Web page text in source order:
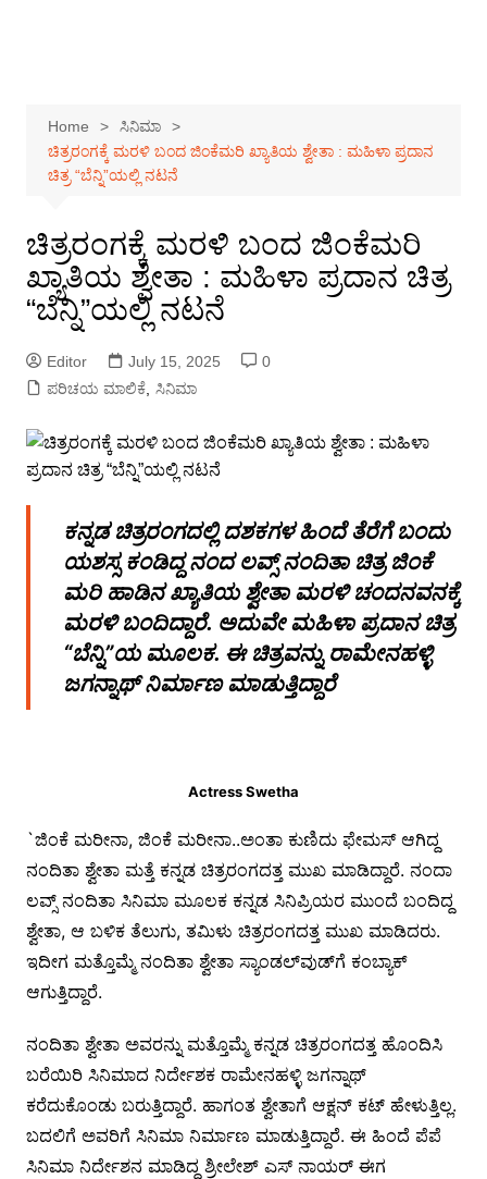
Home
ಸಿನಿಮಾ
ಚಿತ್ರರಂಗಕ್ಕೆ ಮರಳಿ ಬಂದ ಜಿಂಕೆಮರಿ ಖ್ಯಾತಿಯ ಶ್ವೇತಾ : ಮಹಿಳಾ ಪ್ರದಾನ
ಚಿತ್ರ “ಬೆನ್ನಿ”ಯಲ್ಲಿ ನಟನೆ
ಚಿತ್ರರಂಗಕ್ಕೆ ಮರಳಿ ಬಂದ ಜಿಂಕೆಮರಿ
ಖ್ಯಾತಿಯ ಶ್ವೇತಾ : ಮಹಿಳಾ ಪ್ರದಾನ ಚಿತ್ರ
“ಬೆನ್ನಿ”ಯಲ್ಲಿ ನಟನೆ
Editor July 15, 2025
0
ಪರಿಚಯ ಮಾಲಿಕೆ, ಸಿನಿಮಾ
ಕನ್ನಡ ಚಿತ್ರರಂಗದಲ್ಲಿ ದಶಕಗಳ ಹಿಂದೆ ತೆರೆಗೆ ಬಂದು
ಯಶಸ್ಸ ಕಂಡಿದ್ದ ನಂದ ಲವ್ಸ್ ನಂದಿತಾ ಚಿತ್ರ ಜಿಂಕೆ
ಮರಿ ಹಾಡಿನ ಖ್ಯಾತಿಯ ಶ್ವೇತಾ ಮರಳಿ ಚಂದನವನಕ್ಕೆ
ಮರಳಿ ಬಂದಿದ್ದಾರೆ. ಅದುವೇ ಮಹಿಳಾ ಪ್ರದಾನ ಚಿತ್ರ
“ಬೆನ್ನಿ”ಯ ಮೂಲಕ. ಈ ಚಿತ್ರವನ್ನು ರಾಮೇನಹಳ್ಳಿ
ಜಗನ್ನಾಥ್ ನಿರ್ಮಾಣ ಮಾಡುತ್ತಿದ್ದಾರೆ
Actress Swetha
`ಜಿಂಕೆ ಮರೀನಾ, ಜಿಂಕೆ ಮರೀನಾ..ಅಂತಾ ಕುಣಿದು ಫೇಮಸ್ ಆಗಿದ್ದ
ನಂದಿತಾ ಶ್ವೇತಾ ಮತ್ತೆ ಕನ್ನಡ ಚಿತ್ರರಂಗದತ್ತ ಮುಖ ಮಾಡಿದ್ದಾರೆ. ನಂದಾ
ಲವ್ಸ್ ನಂದಿತಾ ಸಿನಿಮಾ ಮೂಲಕ ಕನ್ನಡ ಸಿನಿಪ್ರಿಯರ ಮುಂದೆ ಬಂದಿದ್ದ
ಶ್ವೇತಾ, ಆ ಬಳಿಕ ತೆಲುಗು, ತಮಿಳು ಚಿತ್ರರಂಗದತ್ತ ಮುಖ ಮಾಡಿದರು.
ಇದೀಗ ಮತ್ತೊಮ್ಮೆ ನಂದಿತಾ ಶ್ವೇತಾ ಸ್ಯಾಂಡಲ್‍ವುಡ್‍ಗೆ ಕಂಬ್ಯಾಕ್
ಆಗುತ್ತಿದ್ದಾರೆ.
ನಂದಿತಾ ಶ್ವೇತಾ ಅವರನ್ನು ಮತ್ತೊಮ್ಮೆ ಕನ್ನಡ ಚಿತ್ರರಂಗದತ್ತ ಹೊಂದಿಸಿ
ಬರೆಯಿರಿ ಸಿನಿಮಾದ ನಿರ್ದೇಶಕ ರಾಮೇನಹಳ್ಳಿ ಜಗನ್ನಾಥ್
ಕರೆದುಕೊಂಡು ಬರುತ್ತಿದ್ದಾರೆ. ಹಾಗಂತ ಶ್ವೇತಾಗೆ ಆಕ್ಷನ್ ಕಟ್ ಹೇಳುತ್ತಿಲ್ಲ.
ಬದಲಿಗೆ ಅವರಿಗೆ ಸಿನಿಮಾ ನಿರ್ಮಾಣ ಮಾಡುತ್ತಿದ್ದಾರೆ. ಈ ಹಿಂದೆ ಪೆಪೆ
ಸಿನಿಮಾ ನಿರ್ದೇಶನ ಮಾಡಿದ್ದ ಶ್ರೀಲೇಶ್ ಎಸ್ ನಾಯರ್ ಈಗ